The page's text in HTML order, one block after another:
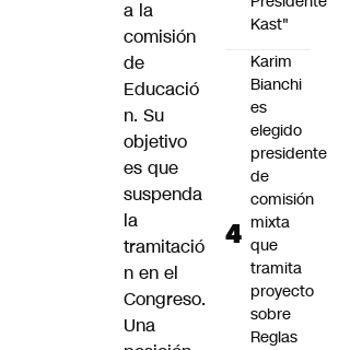
a la
comisión
de
Educació
n. Su
objetivo
es que
suspenda
la
tramitació
n en el
Congreso.
Una
Kast"
Karim
Bianchi
es
elegido
presidente
de
comisión
mixta
que
tramita
proyecto
sobre
Reglas